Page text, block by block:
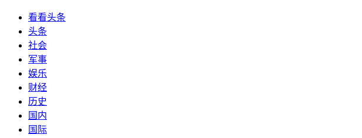
看看头条
头条
社会
军事
娱乐
财经
历史
国内
国际